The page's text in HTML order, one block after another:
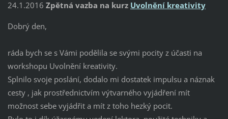
24.1.2016 Zpětná vazba na kurz Uvolnění kreativity
Dobrý den,
ráda bych se s Vámi podělila se svými pocity z účasti na
workshopu Uvolnění kreativity.
Splnilo svoje poslání, dodalo mi dostatek impulsu a náznak
cesty , jak prostřednictvím výtvarného vyjádření mít
možnost sebe vyjádřit a mít z toho hezký pocit.